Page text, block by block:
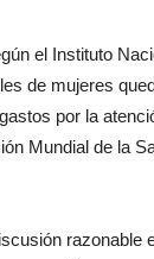
el Instituto
de mujeres
por la
Mundial de la
razonable